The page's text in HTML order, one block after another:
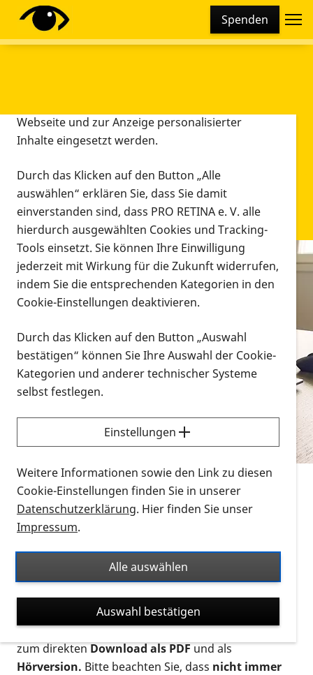
Spenden
Infomaterial
Infomaterial
Vorlesen
Alle Infomaterialien in verschiedenen
Formaten an einem Ort
Sie möchten wissen, wie Sie nach Infonmaterial
suchen und dieses bestellen bzw. herunterladen
können? Schauen Sie sich dieErklärvideos zum
Thema Infomaterial auf der PRO RETINA-Website
für blinde und sehbehinderte Menschen an.
Auf dieser Seite finden Sie sämtliches Infomaterial
Ort. Nutzen Sie den Formatfilter, um ausschließlich
nach Flyern und Broschüren, Audios oder Videos zu
suchen. Die meisten Flyer und Broschüren werden in
verschiedenen Formaten angeboten: zur
postalischen Bestellung als gedruckte Variante
zum direktenDownload als PDFund als
Hörversion. Bitte beachten Sie, dass nicht immer
Diese Webseite setzt verschiedene Cookies und
Tracking-Tools ein. Dies beinhaltet Cookies und
Webseite und zur Anzeige personalisierter
Inhalte eingesetzt werden.
Durch das Klicken auf den Button „Alle
auswählen“ erklären Sie, dass Sie damit
einverstanden sind, dass PRO RETINA e. V. alle
hierdurch ausgewählten Cookies und Tracking-
Tools einsetzt. Sie können Ihre Einwilligung
jederzeit mit Wirkung für die Zukunft widerrufen,
indem Sie die entsprechenden Kategorien in den
Cookie-Einstellungen deaktivieren.
Durch das Klicken auf den Button „Auswahl
bestätigen“ können Sie Ihre Auswahl der Cookie-
Kategorien und anderer technischer Systeme
selbst festlegen.
Einstellungen
Weitere Informationen sowie den Link zu diesen
Cookie-Einstellungen finden Sie in unserer
Datenschutzerklärung. Hier finden Sie unser
Impressum.
Alle auswählen
Auswahl bestätigen